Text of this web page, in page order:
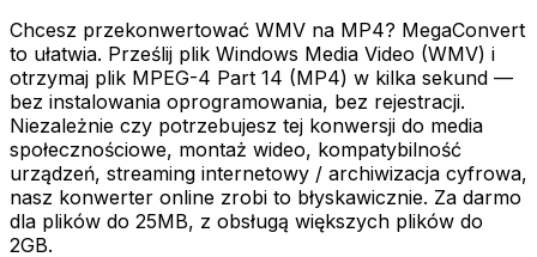
Chcesz przekonwertować WMV na MP4? MegaConvert
to ułatwia. Prześlij plik Windows Media Video (WMV) i
otrzymaj plik MPEG-4 Part 14 (MP4) w kilka sekund —
bez instalowania oprogramowania, bez rejestracji.
Niezależnie czy potrzebujesz tej konwersji do media
społecznościowe, montaż wideo, kompatybilność
urządzeń, streaming internetowy / archiwizacja cyfrowa,
nasz konwerter online zrobi to błyskawicznie. Za darmo
dla plików do 25MB, z obsługą większych plików do
2GB.